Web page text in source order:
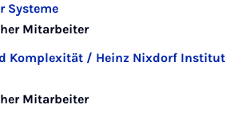
Systeme
Mitarbeiter
Komplexität / Heinz Nixdorf Institut
Mitarbeiter